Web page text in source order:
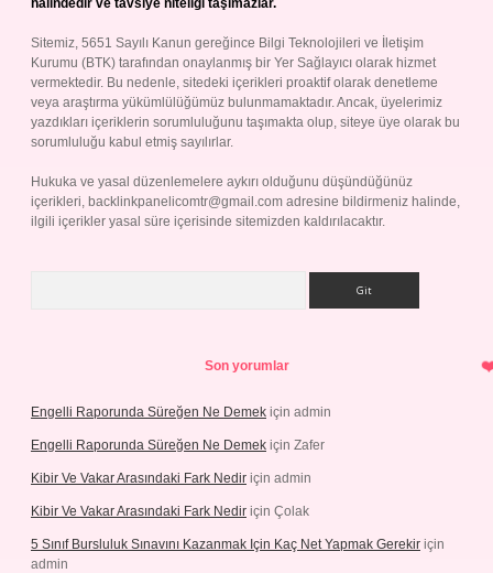
halindedir ve tavsiye niteliği taşımazlar.
Sitemiz, 5651 Sayılı Kanun gereğince Bilgi Teknolojileri ve İletişim
Kurumu (BTK) tarafından onaylanmış bir Yer Sağlayıcı olarak hizmet
vermektedir. Bu nedenle, sitedeki içerikleri proaktif olarak denetleme
veya araştırma yükümlülüğümüz bulunmamaktadır. Ancak, üyelerimiz
yazdıkları içeriklerin sorumluluğunu taşımakta olup, siteye üye olarak bu
sorumluluğu kabul etmiş sayılırlar.
Hukuka ve yasal düzenlemelere aykırı olduğunu düşündüğünüz
içerikleri, backlinkpanelicomtr@gmail.com adresine bildirmeniz halinde,
ilgili içerikler yasal süre içerisinde sitemizden kaldırılacaktır.
Son yorumlar
Engelli Raporunda Süreğen Ne Demek için admin
Engelli Raporunda Süreğen Ne Demek için Zafer
Kibir Ve Vakar Arasındaki Fark Nedir için admin
Kibir Ve Vakar Arasındaki Fark Nedir için Çolak
5 Sınıf Bursluluk Sınavını Kazanmak Için Kaç Net Yapmak Gerekir için
admin